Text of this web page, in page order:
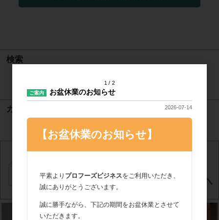
検索
カート
カートは空です
1 2
ご案内 お盆休業のお知らせ
2026-07-14
【お盆休業のお知らせ】
平素より プロフーズビジネスをご利用いただき、
誠にありがとうございます。
誠に勝手ながら、下記の期間をお盆休業とさせて
いただきます。